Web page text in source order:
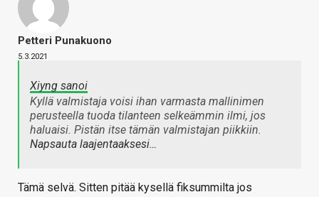
Petteri Punakuono
5.3.2021
Xiyng sanoi
Kyllä valmistaja voisi ihan varmasta mallinimen
perusteella tuoda tilanteen selkeämmin ilmi, jos
haluaisi. Pistän itse tämän valmistajan piikkiin.
Napsauta laajentaaksesi…
Tämä selvä. Sitten pitää kysellä fiksummilta jos